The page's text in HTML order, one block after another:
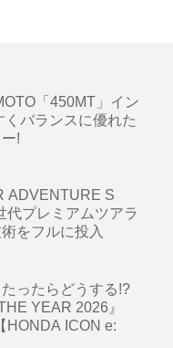
「450MT」イン
バランスに優れた
!
ADVENTURE S
代プレミアムツアラ
をフルに投入
ったらどうする!?
YEAR 2026』
HONDA ICON e: